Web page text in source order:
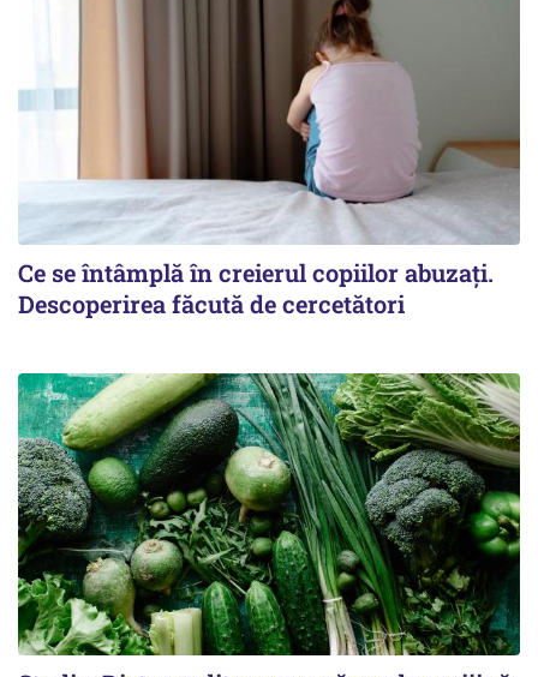
Ce se întâmplă în creierul copiilor abuzați.
Descoperirea făcută de cercetători